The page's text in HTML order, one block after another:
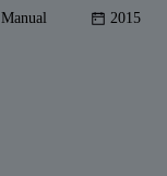
Manual 2015